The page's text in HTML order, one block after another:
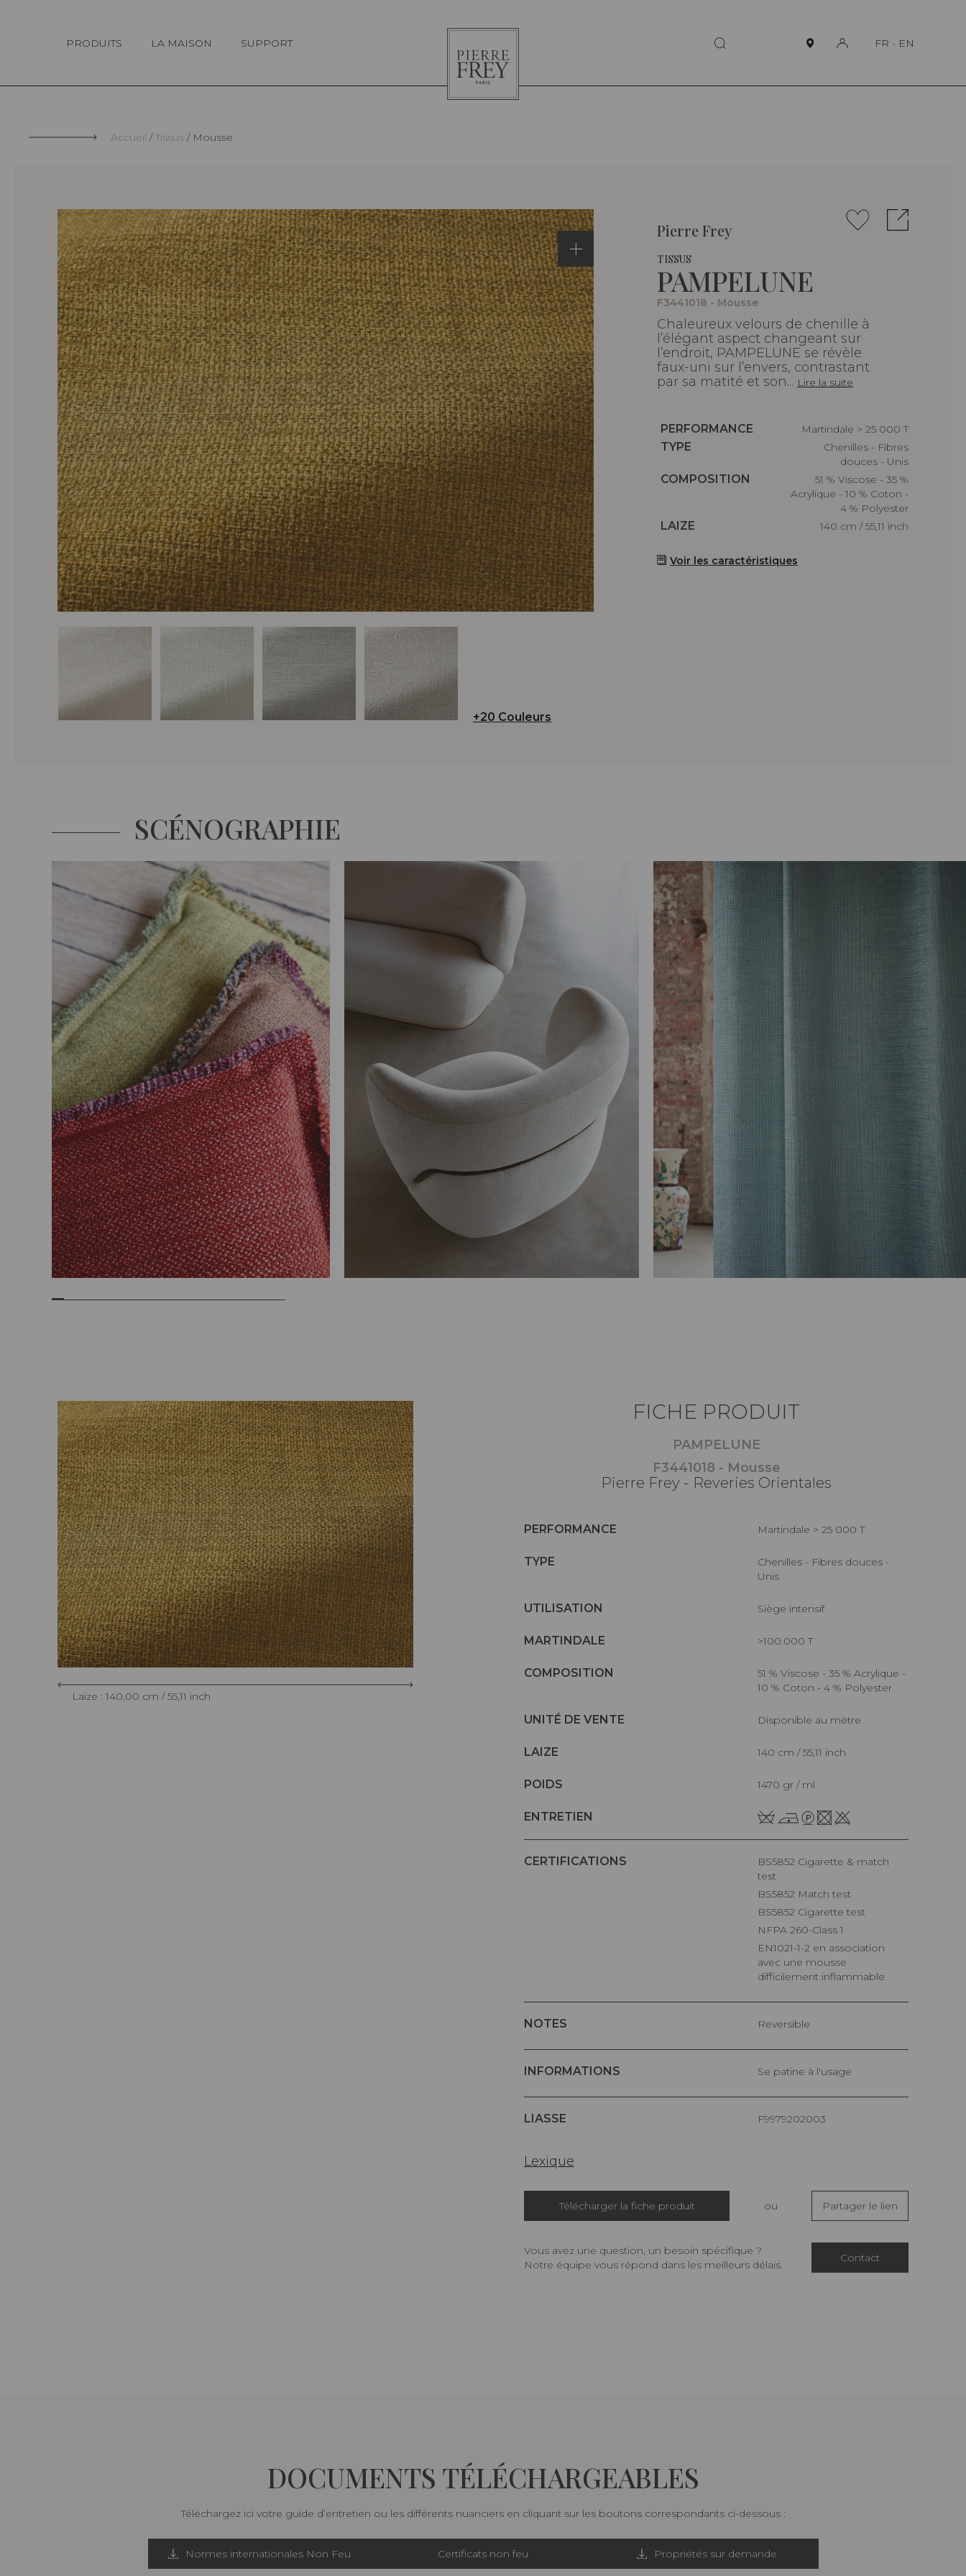
PRODUITS LA MAISON SUPPORT
Pierre
Frey
FR - EN
Accueil Tissus Mousse
+20 Couleurs
Pierre Frey
TISSUS
PAMPELUNE
F3441018 - Mousse
Chaleureux velours de chenille à
l’élégant aspect changeant sur
l’endroit, PAMPELUNE se révèle
faux-uni sur l’envers, contrastant
par sa matité et son... Lire la suite
Caractéristiques
PERFORMANCE
Martindale > 25 000 T
Caractéristiques
TYPE
Chenilles - Fibres
douces - Unis
Caractéristiques
COMPOSITION
51 % Viscose - 35 %
Acrylique - 10 % Coton -
4 % Polyester
Caractéristiques
LAIZE 140 cm / 55,11 inch
Voir les caractéristiques
SCÉNOGRAPHIE
Laize : 140,00 cm / 55,11 inch
FICHE PRODUIT
PAMPELUNE
F3441018 - Mousse
Pierre Frey - Reveries Orientales
PERFORMANCE Martindale > 25 000 T
TYPE
Chenilles - Fibres douces -
Unis
UTILISATION Siège intensif
MARTINDALE >100.000 T
COMPOSITION
51 % Viscose - 35 % Acrylique -
10 % Coton - 4 % Polyester
UNITÉ DE VENTE Disponible au mètre
LAIZE 140 cm / 55,11 inch
POIDS 1470 gr / ml
ENTRETIEN
CERTIFICATIONS
BS5852 Cigarette & match
test
BS5852 Match test
BS5852 Cigarette test
NFPA 260-Class 1
EN1021-1-2 en association
avec une mousse
difficilement inflammable
NOTES Reversible
INFORMATIONS Se patine à l'usage
LIASSE F9979202003
Lexique
Télécharger la fiche produit ou Partager le lien
Vous avez une question, un besoin spécifique ?
Notre équipe vous répond dans les meilleurs délais.
Contact
DOCUMENTS TÉLÉCHARGEABLES
Téléchargez ici votre guide d’entretien ou les différents nuanciers en cliquant sur les boutons correspondants ci-dessous :
Normes internationales Non Feu Certificats non feu Propriétés sur demande